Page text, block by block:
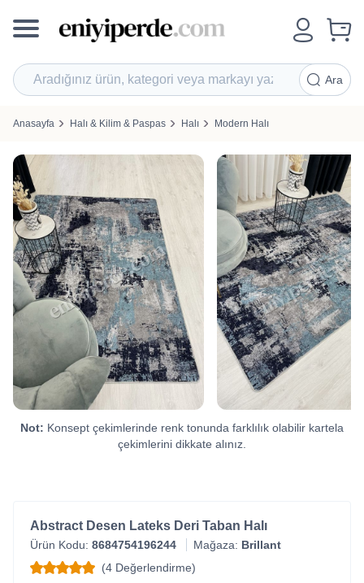
Ara
Anasayfa Halı & Kilim & Paspas Halı Modern Halı
Not: Konsept çekimlerinde renk tonunda farklılık olabilir kartela
çekimlerini dikkate alınız.
Abstract Desen Lateks Deri Taban Halı
Ürün Kodu: 8684754196244 Mağaza: Brillant
(4 Değerlendirme)